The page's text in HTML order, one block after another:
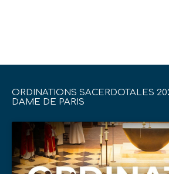
ORDINATIONS SACERDOTALES
DAME DE PARIS